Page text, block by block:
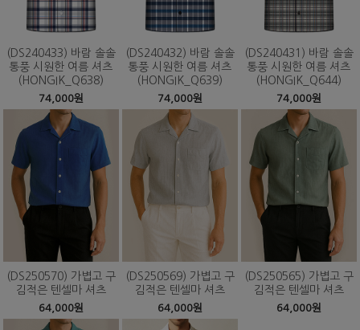
(DS240433) 바람 솔솔
통풍 시원한 여름 셔츠
(HONGIK_Q638)
74,000원
(DS240432) 바람 솔솔
통풍 시원한 여름 셔츠
(HONGIK_Q639)
74,000원
(DS240431) 바람 솔솔
통풍 시원한 여름 셔츠
(HONGIK_Q644)
74,000원
(DS250570) 가볍고 구
김적은 텐셀마 셔츠
64,000원
(DS250569) 가볍고 구
김적은 텐셀마 셔츠
64,000원
(DS250565) 가볍고 구
김적은 텐셀마 셔츠
64,000원